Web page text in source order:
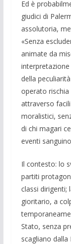
Ed è
giudici di
assolutoria,
«Sen­za
animate da
della
operato
attraverso
moralistici,
di chi magari
eventi
Il contesto: lo
partiti
classi
gioritario, a
Stato, senza
scagliano dal­la